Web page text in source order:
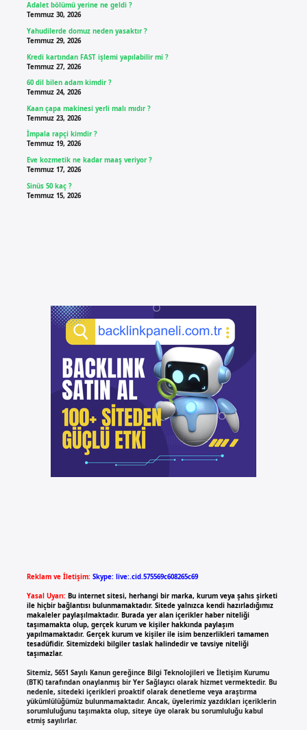
Adalet bölümü yerine ne geldi ?
Temmuz 30, 2026
Yahudilerde domuz neden yasaktır ?
Temmuz 29, 2026
Kredi kartından FAST işlemi yapılabilir mi ?
Temmuz 27, 2026
60 dil bilen adam kimdir ?
Temmuz 24, 2026
Kaan çapa makinesi yerli malı mıdır ?
Temmuz 23, 2026
İmpala rapçi kimdir ?
Temmuz 19, 2026
Eve kozmetik ne kadar maaş veriyor ?
Temmuz 17, 2026
Sinüs 50 kaç ?
Temmuz 15, 2026
Reklam ve İletişim: Skype: live:.cid.575569c608265c69
Yasal Uyarı: Bu internet sitesi, herhangi bir marka, kurum veya şahıs şirketi
ile hiçbir bağlantısı bulunmamaktadır. Sitede yalnızca kendi hazırladığımız
makaleler paylaşılmaktadır. Burada yer alan içerikler haber niteliği
taşımamakta olup, gerçek kurum ve kişiler hakkında paylaşım
yapılmamaktadır. Gerçek kurum ve kişiler ile isim benzerlikleri tamamen
tesadüfidir. Sitemizdeki bilgiler taslak halindedir ve tavsiye niteliği
taşımazlar.
Sitemiz, 5651 Sayılı Kanun gereğince Bilgi Teknolojileri ve İletişim Kurumu
(BTK) tarafından onaylanmış bir Yer Sağlayıcı olarak hizmet vermektedir. Bu
nedenle, sitedeki içerikleri proaktif olarak denetleme veya araştırma
yükümlülüğümüz bulunmamaktadır. Ancak, üyelerimiz yazdıkları içeriklerin
sorumluluğunu taşımakta olup, siteye üye olarak bu sorumluluğu kabul
etmiş sayılırlar.